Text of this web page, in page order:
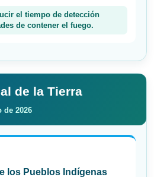
el tiempo de detección
de contener el fuego.
de la Tierra
de 2026
los Pueblos Indígenas